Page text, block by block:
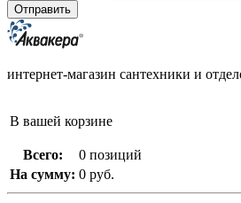
интернет-магазин сантехники и
В вашей корзине
Всего:
0 позиций
На сумму: 0 руб.